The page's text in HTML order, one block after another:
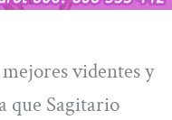
videntes y
que Sagitario